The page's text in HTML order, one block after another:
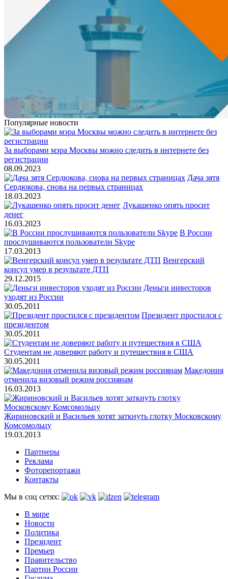
Популярные новости
За выборами мэра Москвы можно следить в интернете без
регистрации
08.09.2023
Дача зятя
Сердюкова, снова на первых страницах
18.03.2023
Лукашенко опять просит
денег
16.03.2023
В России
прослушиваются пользователи Skype
17.03.2013
Венгерский
консул умер в результате ДТП
29.12.2015
Деньги инвесторов
уходят из России
30.05.2011
Президент простился с
президентом
30.05.2011
Студентам не доверяют работу и путешествия в США
30.05.2011
Македония
отменила визовый режим россиянам
16.03.2013
Жириновский и Васильев хотят заткнуть глотку Московскому
Комсомольцу
19.03.2013
Партнеры
Реклама
Фоторепортажи
Контакты
Мы в соц сетях:
В мире
Новости
Политика
Президент
Премьер
Правительство
Партии России